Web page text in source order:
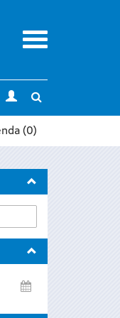
Menu
search
(0)